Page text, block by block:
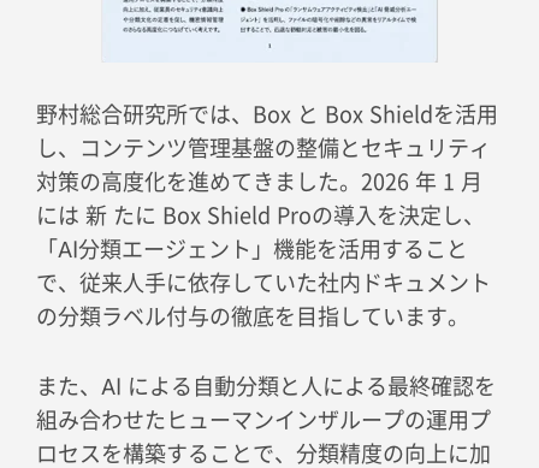
野村総合研究所では、Box と Box Shieldを活用
し、コンテンツ管理基盤の整備とセキュリティ
対策の高度化を進めてきました。2026 年 1 月
には 新 たに Box Shield Proの導入を決定し、
「AI分類エージェント」機能を活用すること
で、従来人手に依存していた社内ドキュメント
の分類ラベル付与の徹底を目指しています。
また、AI による自動分類と人による最終確認を
組み合わせたヒューマンインザループの運用プ
ロセスを構築することで、分類精度の向上に加